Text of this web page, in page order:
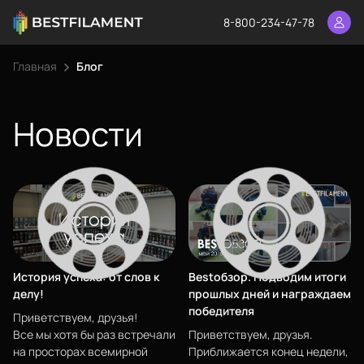
8-800-234-47-78
Главная Блог
Новости
История успеха: от слов к
делу!
Приветствуем, друзья!
Все мы хотя бы раз встречали
на просторах всемирной
Bestобзор. Подводим итоги
прошлых дней и награждаем
победителя
Приветствуем, друзья.
Приближается конец недели,